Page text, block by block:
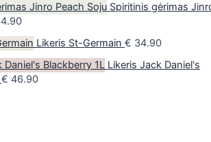
Spiritinis gėrimas
4.90
Likeris St-Germain € 34.90
Likeris Jack Daniel's
€ 46.90